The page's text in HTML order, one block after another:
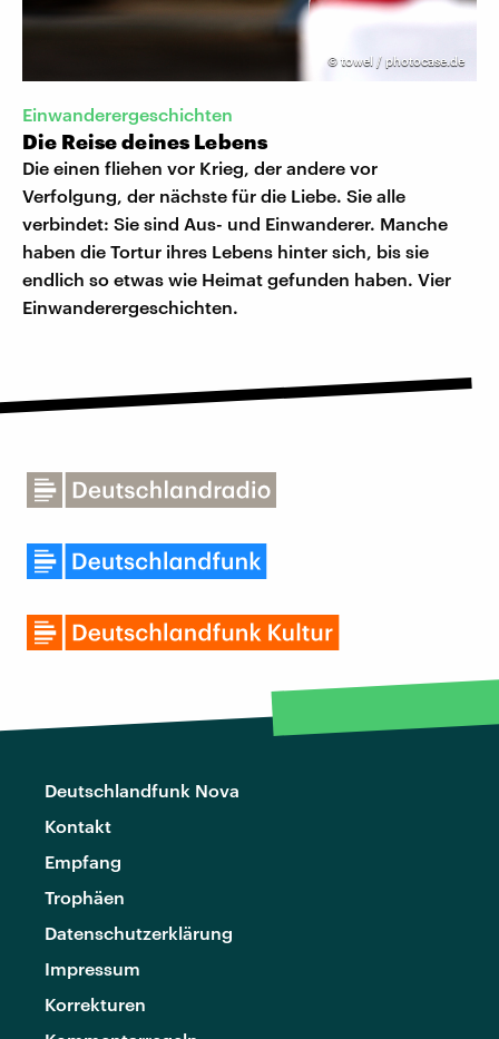
© towel / photocase.de
Einwanderergeschichten
Die Reise deines Lebens
Die einen fliehen vor Krieg, der andere vor
Verfolgung, der nächste für die Liebe. Sie alle
verbindet: Sie sind Aus- und Einwanderer. Manche
haben die Tortur ihres Lebens hinter sich, bis sie
endlich so etwas wie Heimat gefunden haben. Vier
Einwanderergeschichten.
Deutschlandfunk Nova
Kontakt
Empfang
Trophäen
Datenschutzerklärung
Impressum
Korrekturen